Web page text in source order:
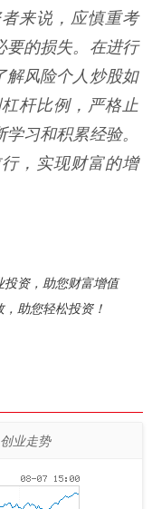
来说，应慎重考
要的损失。在进行
解风险个人炒股如
杆比例，严格止
习和积累经验。
，实现财富的增
资，助您财富增值
助您轻松投资！
创业走势